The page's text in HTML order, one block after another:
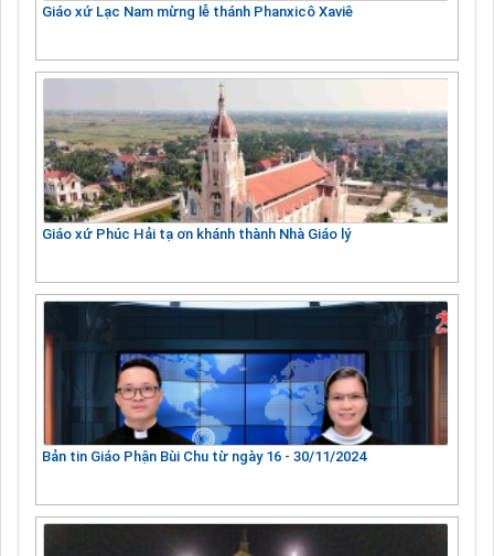
Giáo xứ Lạc Nam mừng lễ thánh Phanxicô Xaviê
Giáo xứ Phúc Hải tạ ơn khánh thành Nhà Giáo lý
Bản tin Giáo Phận Bùi Chu từ ngày 16 - 30/11/2024